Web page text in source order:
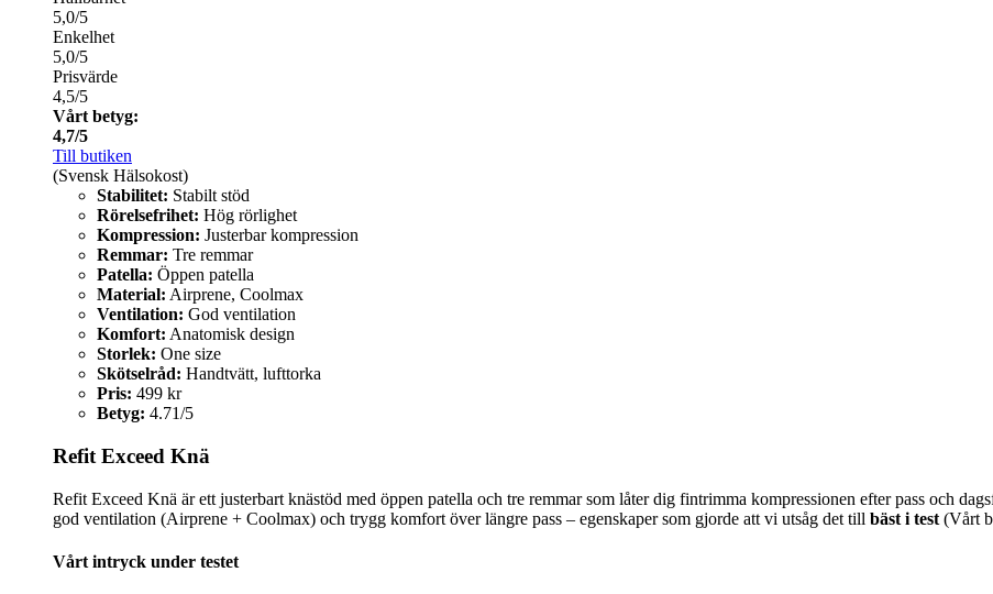
5,0/5
Enkelhet
5,0/5
Prisvärde
4,5/5
Vårt betyg:
4,7/5
Till butiken
(Svensk Hälsokost)
Stabilitet: Stabilt stöd
Rörelsefrihet: Hög rörlighet
Kompression: Justerbar kompression
Remmar: Tre remmar
Patella: Öppen patella
Material: Airprene, Coolmax
Ventilation: God ventilation
Komfort: Anatomisk design
Storlek: One size
Skötselråd: Handtvätt, lufttorka
Pris: 499 kr
Betyg: 4.71/5
Refit Exceed Knä
Refit Exceed Knä är ett justerbart knästöd med öppen patella och tre remmar som låter dig fintrimma kompressionen efter pass och
god ventilation (Airprene + Coolmax) och trygg komfort över längre pass – egenskaper som gjorde att vi utsåg det till bäst i test (Vårt
Vårt intryck under testet